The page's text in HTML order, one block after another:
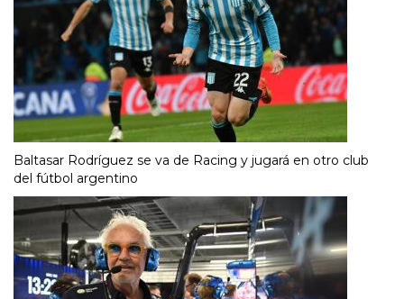
Baltasar Rodríguez se va de Racing y jugará en otro club
del fútbol argentino